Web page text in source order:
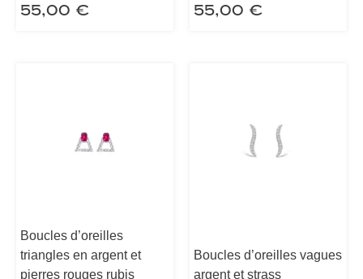
55,00 € 55,00 €
Boucles d’oreilles
triangles en argent et
pierres rouges rubis
Boucles d’oreilles vagues
argent et strass